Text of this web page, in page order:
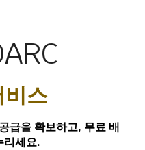
비스
급을 확보하고, 무료 배
리세요.